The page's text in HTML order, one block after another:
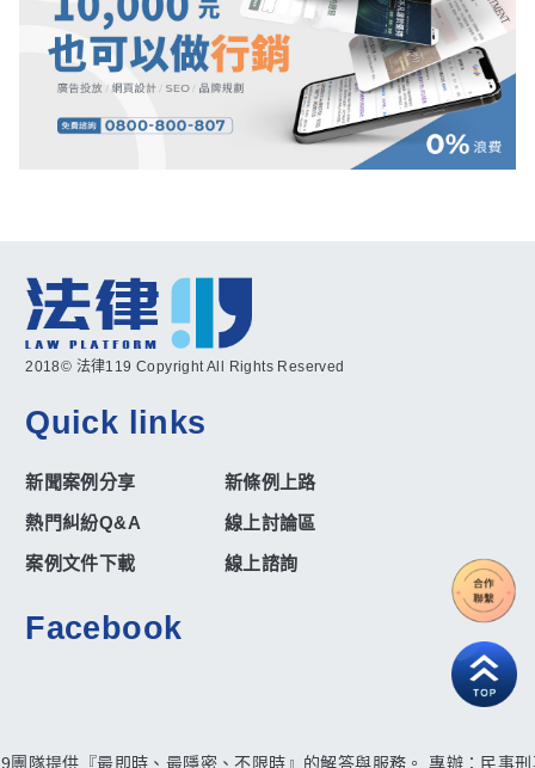
2018© 法律119 Copyright All Rights Reserved
Quick links
新聞案例分享
新條例上路
熱門糾紛Q&A
線上討論區
案例文件下載
線上諮詢
Facebook
團隊提供『最即時、最隱密、不限時』的解答與服務。 專辦：民事